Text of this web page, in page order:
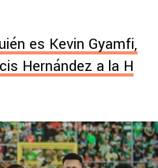
es Kevin Gyamfi,
Hernández a la H